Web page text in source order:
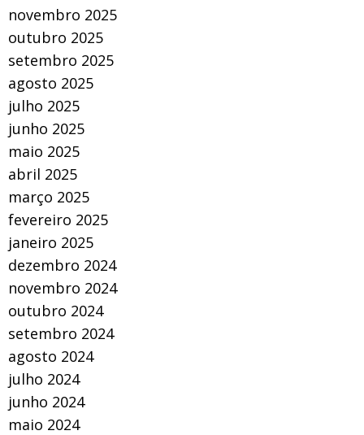
novembro 2025
outubro 2025
setembro 2025
agosto 2025
julho 2025
junho 2025
maio 2025
abril 2025
março 2025
fevereiro 2025
janeiro 2025
dezembro 2024
novembro 2024
outubro 2024
setembro 2024
agosto 2024
julho 2024
junho 2024
maio 2024